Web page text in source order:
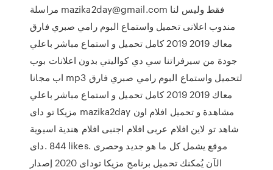
مراسلة mazika2day@gmail.com فقط وليس لنا
مندوب اعلانى تحميل واستماع البوم رامي صبري فارق
معاك 2019 2019 كامل تحميل و استماع مباشر باعلي
جودة من سيرفراتنا سي دي كواليتي بدون اعلانات بوب
اب مجانا mp3 لتحميل واستماع البوم رامي صبري فارق
معاك 2019 2019 كامل تحميل و استماع مباشر باعلي
مزيكا تو داى mazika2day مشاهدة و تحميل افلام اون
لاين افلام عربى افلام اجنبى افلام هندية اسيوية ‎شاهد تو
داى‎. 844 likes. ‎موقع يشمل كل ما هو جديد وحصرى‎
الآن يُمكنك تحميل برنامج مزيكا توداى 2020 إصدار